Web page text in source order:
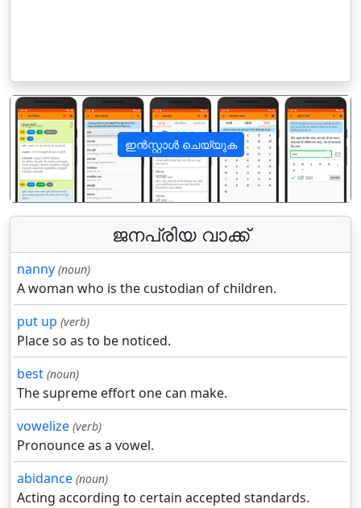
ഇൻസ്റ്റാൾ ചെയ്യുക
पिछला अगला
ജനപ്രിയ വാക്ക്
nanny (noun)
A woman who is the custodian of children.
put up (verb)
Place so as to be noticed.
best (noun)
The supreme effort one can make.
vowelize (verb)
Pronounce as a vowel.
abidance (noun)
Acting according to certain accepted standards.